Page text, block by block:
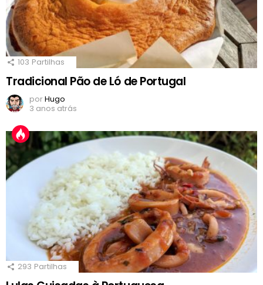
103 Partilhas
Tradicional Pão de Ló de Portugal
porHugo
3 anos atrás
293 Partilhas